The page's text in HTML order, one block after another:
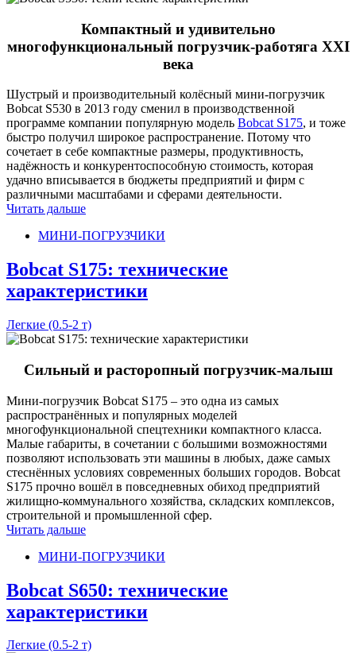
Компактный и удивительно
многофункциональный погрузчик-работяга XXI
века
Шустрый и производительный колёсный мини-погрузчик
Bobcat S530 в 2013 году сменил в производственной
программе компании популярную модель Bobcat S175, и тоже
быстро получил широкое распространение. Потому что
сочетает в себе компактные размеры, продуктивность,
надёжность и конкурентоспособную стоимость, которая
удачно вписывается в бюджеты предприятий и фирм с
различными масштабами и сферами деятельности.
Читать дальше
МИНИ-ПОГРУЗЧИКИ
Bobcat S175: технические
характеристики
Легкие (0.5-2 т)
Сильный и расторопный погрузчик-малыш
Мини-погрузчик Bobcat S175 – это одна из самых
распространённых и популярных моделей
многофункциональной спецтехники компактного класса.
Малые габариты, в сочетании с большими возможностями
позволяют использовать эти машины в любых, даже самых
стеснённых условиях современных больших городов. Bobcat
S175 прочно вошёл в повседневных обиход предприятий
жилищно-коммунального хозяйства, складских комплексов,
строительной и промышленной сфер.
Читать дальше
МИНИ-ПОГРУЗЧИКИ
Bobcat S650: технические
характеристики
Легкие (0.5-2 т)